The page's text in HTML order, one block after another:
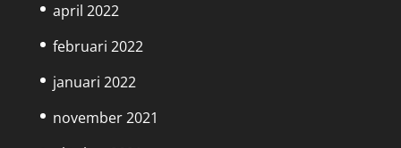
april 2022
februari 2022
januari 2022
november 2021